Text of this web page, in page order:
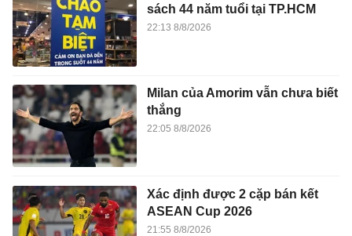
sách 44 năm tuổi tại TP.HCM
22:13 8/8/2026
Milan của Amorim vẫn chưa biết
thắng
22:05 8/8/2026
Xác định được 2 cặp bán kết
ASEAN Cup 2026
21:55 8/8/2026